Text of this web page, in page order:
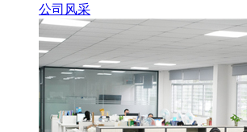
公司风采